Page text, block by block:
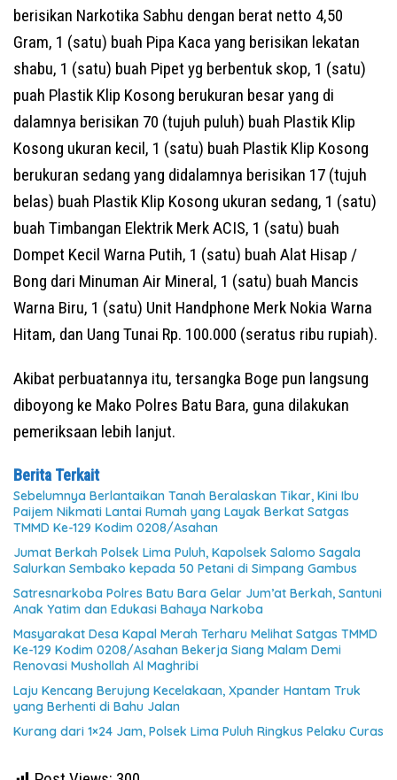
berisikan Narkotika Sabhu dengan berat netto 4,50
Gram, 1 (satu) buah Pipa Kaca yang berisikan lekatan
shabu, 1 (satu) buah Pipet yg berbentuk skop, 1 (satu)
puah Plastik Klip Kosong berukuran besar yang di
dalamnya berisikan 70 (tujuh puluh) buah Plastik Klip
Kosong ukuran kecil, 1 (satu) buah Plastik Klip Kosong
berukuran sedang yang didalamnya berisikan 17 (tujuh
belas) buah Plastik Klip Kosong ukuran sedang, 1 (satu)
buah Timbangan Elektrik Merk ACIS, 1 (satu) buah
Dompet Kecil Warna Putih, 1 (satu) buah Alat Hisap /
Bong dari Minuman Air Mineral, 1 (satu) buah Mancis
Warna Biru, 1 (satu) Unit Handphone Merk Nokia Warna
Hitam, dan Uang Tunai Rp. 100.000 (seratus ribu rupiah).
Akibat perbuatannya itu, tersangka Boge pun langsung
diboyong ke Mako Polres Batu Bara, guna dilakukan
pemeriksaan lebih lanjut.
Berita Terkait
Sebelumnya Berlantaikan Tanah Beralaskan Tikar, Kini Ibu
Paijem Nikmati Lantai Rumah yang Layak Berkat Satgas
TMMD Ke-129 Kodim 0208/Asahan
Jumat Berkah Polsek Lima Puluh, Kapolsek Salomo Sagala
Salurkan Sembako kepada 50 Petani di Simpang Gambus
Satresnarkoba Polres Batu Bara Gelar Jum’at Berkah, Santuni
Anak Yatim dan Edukasi Bahaya Narkoba
Masyarakat Desa Kapal Merah Terharu Melihat Satgas TMMD
Ke-129 Kodim 0208/Asahan Bekerja Siang Malam Demi
Renovasi Mushollah Al Maghribi
Laju Kencang Berujung Kecelakaan, Xpander Hantam Truk
yang Berhenti di Bahu Jalan
Kurang dari 1×24 Jam, Polsek Lima Puluh Ringkus Pelaku Curas